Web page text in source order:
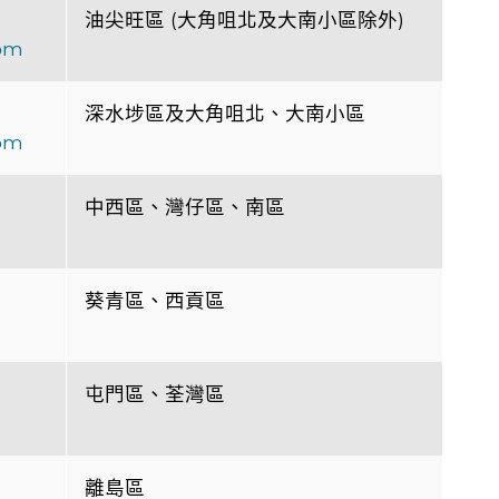
油尖旺區 (大角咀北及大南小區除外)
深水埗區及大角咀北、大南小區
中西區、灣仔區、南區
葵青區、西貢區
屯門區、荃灣區
離島區